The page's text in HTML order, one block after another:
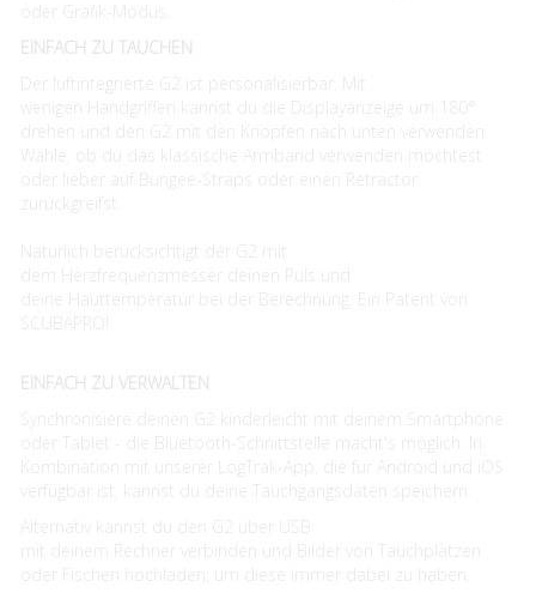
EINFACH ZU TAUCHEN
Der luftintegrierte G2 ist personalisierbar. Mit
wenigen Handgriffen kannst du die Displayanzeige um 180°
drehen und den G2 mit den Knöpfen nach unten verwenden.
Wähle, ob du das klassische Armband verwenden möchtest
oder lieber auf Bungee-Straps oder einen Retractor
zurückgreifst.
Natürlich berücksichtigt der G2 mit
dem Herzfrequenzmesser deinen Puls und
deine Hauttemperatur bei der Berechnung. Ein Patent von
SCUBAPRO!
EINFACH ZU VERWALTEN
Synchronisiere deinen G2 kinderleicht mit deinem Smartphone
oder Tablet - die Bluetooth-Schnittstelle macht's möglich. In
Kombination mit unserer LogTrak-App, die für Android und iOS
verfügbar ist, kannst du deine Tauchgangsdaten speichern.
Alternativ kannst du den G2 über USB
mit deinem Rechner verbinden und Bilder von Tauchplätzen
oder Fischen hochladen, um diese immer dabei zu haben.